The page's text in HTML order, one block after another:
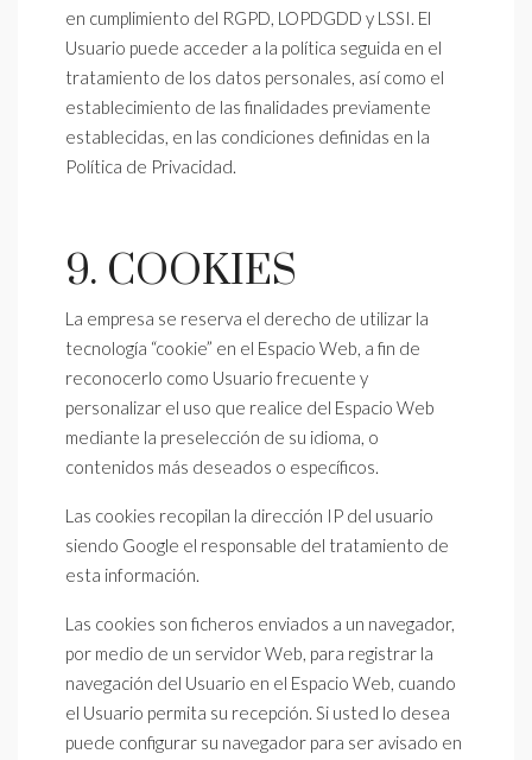
en cumplimiento del RGPD, LOPDGDD y LSSI. El
Usuario puede acceder a la política seguida en el
tratamiento de los datos personales, así como el
establecimiento de las finalidades previamente
establecidas, en las condiciones definidas en la
Política de Privacidad.
9. COOKIES
La empresa se reserva el derecho de utilizar la
tecnología “cookie” en el Espacio Web, a fin de
reconocerlo como Usuario frecuente y
personalizar el uso que realice del Espacio Web
mediante la preselección de su idioma, o
contenidos más deseados o específicos.
Las cookies recopilan la dirección IP del usuario
siendo Google el responsable del tratamiento de
esta información.
Las cookies son ficheros enviados a un navegador,
por medio de un servidor Web, para registrar la
navegación del Usuario en el Espacio Web, cuando
el Usuario permita su recepción. Si usted lo desea
puede configurar su navegador para ser avisado en